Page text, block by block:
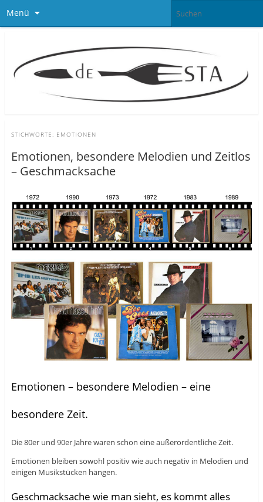
Menü
STICHWORTE: EMOTIONEN
Emotionen, besondere Melodien und Zeitlos
– Geschmacksache
Emotionen – besondere Melodien – eine
besondere Zeit.
Die 80er und 90er Jahre waren schon eine außerordentliche Zeit.
Emotionen bleiben sowohl positiv wie auch negativ in Melodien und
einigen Musikstücken hängen.
Geschmacksache wie man sieht, es kommt alles